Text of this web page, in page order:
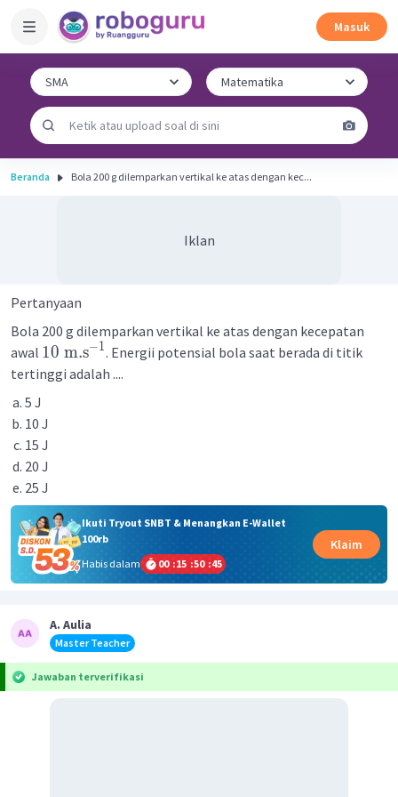
Masuk
Beranda Bola 200 g dilemparkan vertikal ke atas dengan kec...
Iklan
Pertanyaan
Bola 200 g dilemparkan vertikal ke atas dengan kecepatan
awal 10 m.s−1. Energii potensial bola saat berada di titik
tertinggi adalah ....
5 J
10 J
15 J
20 J
25 J
Ikuti Tryout SNBT & Menangkan E-Wallet
100rb
Habis dalam
00 :15 :50 :45
Klaim
A. Aulia
Master Teacher
Jawaban terverifikasi